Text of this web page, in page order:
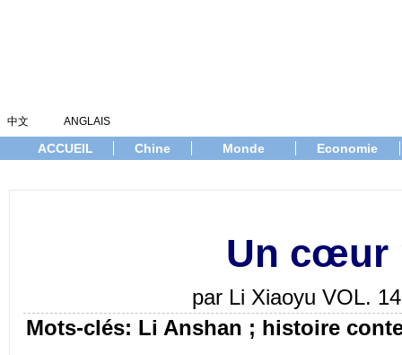
中文 ANGLAIS
ACCUEIL Chine Monde Economie
Un cœur
par Li Xiaoyu VOL.
Mots-clés: Li Anshan ; histoire